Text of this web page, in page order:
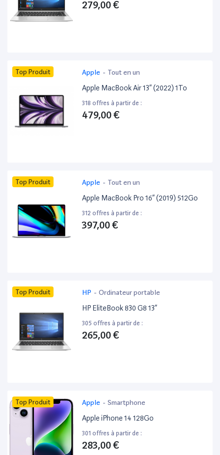
279,00 €
Top Produit Apple - Tout en un
Apple MacBook Air 13” (2022) 1To
318 offres à partir de :
479,00 €
Top Produit Apple - Tout en un
Apple MacBook Pro 16” (2019) 512Go
312 offres à partir de :
397,00 €
Top Produit HP - Ordinateur portable
HP EliteBook 830 G8 13”
305 offres à partir de :
265,00 €
Top Produit Apple - Smartphone
Apple iPhone 14 128Go
301 offres à partir de :
283,00 €